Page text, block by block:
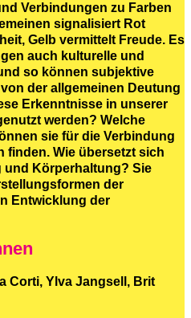
Verbindungen zu Farben
signalisiert Rot
Gelb vermittelt Freude. Es
auch kulturelle und
so können subjektive
der allgemeinen Deutung
Erkenntnisse in unserer
werden? Welche
sie für die Verbindung
finden. Wie übersetzt sich
und Körperhaltung? Sie
der
Entwicklung der
Corti, Ylva Jangsell, Brit